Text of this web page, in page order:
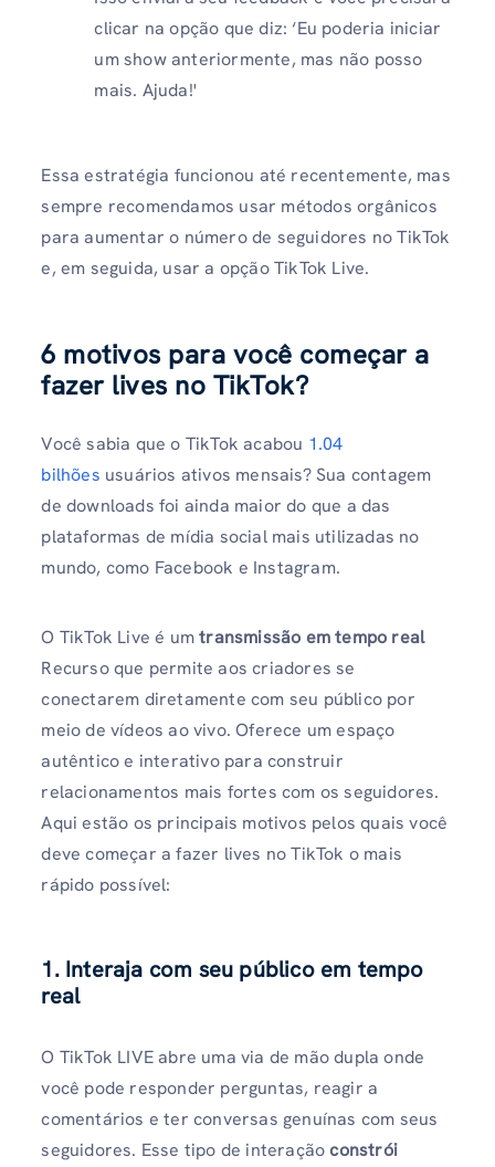
clicar na opção que diz: ‘Eu poderia iniciar
um show anteriormente, mas não posso
mais. Ajuda!'
Essa estratégia funcionou até recentemente, mas
sempre recomendamos usar métodos orgânicos
para aumentar o número de seguidores no TikTok
e, em seguida, usar a opção TikTok Live.
6 motivos para você começar a
fazer lives no TikTok?
Você sabia que o TikTok acabou 1.04
bilhões usuários ativos mensais? Sua contagem
de downloads foi ainda maior do que a das
plataformas de mídia social mais utilizadas no
mundo, como Facebook e Instagram.
O TikTok Live é umtransmissão em tempo real
Recurso que permite aos criadores se
conectarem diretamente com seu público por
meio de vídeos ao vivo. Oferece um espaço
autêntico e interativo para construir
relacionamentos mais fortes com os seguidores.
Aqui estão os principais motivos pelos quais você
deve começar a fazer lives no TikTok o mais
rápido possível:
1. Interaja com seu público em tempo
real
O TikTok LIVE abre uma via de mão dupla onde
você pode responder perguntas, reagir a
comentários e ter conversas genuínas com seus
seguidores. Esse tipo de interaçãoconstrói